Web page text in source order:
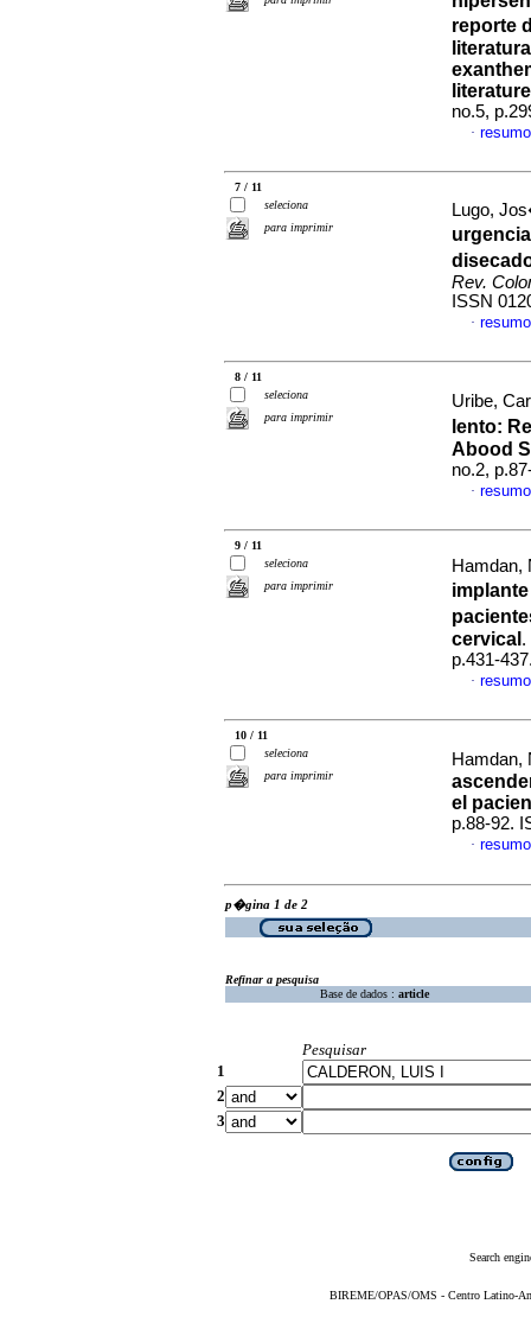
reporte
no.5,
·
7 / 11
seleciona
para imprimir
Lugo,
Rev.
ISSN
·
8 / 11
seleciona
para imprimir
Uribe,
lento:
Abood
no.2,
·
9 / 11
seleciona
para imprimir
Hamdan,
cervical .
p.431-
·
10 / 11
seleciona
para imprimir
Hamdan,
el
p.88-92.
·
p�gina 1 de 2
Refinar a pesquisa
Base de dados : article
Pesquisar
1
2
3
Search
BIREME/OPAS/OMS - Centro Latino-